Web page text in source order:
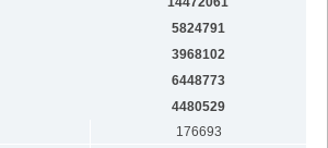
5824791
3968102
6448773
4480529
176693